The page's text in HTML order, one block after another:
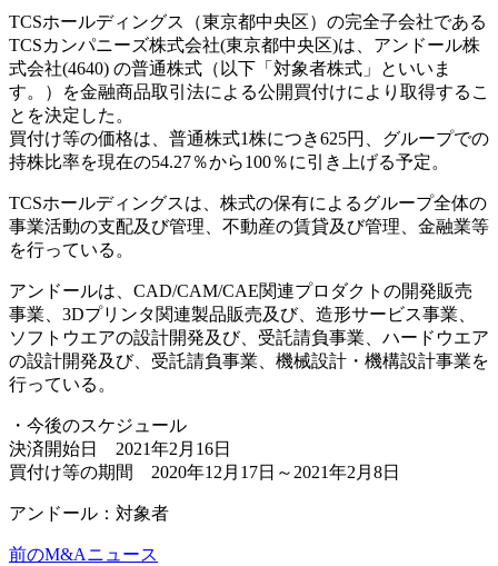
TCSホールディングス（東京都中央区）の完全子会社である
TCSカンパニーズ株式会社(東京都中央区)は、アンドール株
式会社(4640) の普通株式（以下「対象者株式」といいま
す。）を金融商品取引法による公開買付けにより取得するこ
とを決定した。
買付け等の価格は、普通株式1株につき625円、グループでの
持株比率を現在の54.27％から100％に引き上げる予定。
TCSホールディングスは、株式の保有によるグループ全体の
事業活動の支配及び管理、不動産の賃貸及び管理、金融業等
を行っている。
アンドールは、CAD/CAM/CAE関連プロダクトの開発販売
事業、3Dプリンタ関連製品販売及び、造形サービス事業、
ソフトウエアの設計開発及び、受託請負事業、ハードウエア
の設計開発及び、受託請負事業、機械設計・機構設計事業を
行っている。
・今後のスケジュール
決済開始日 2021年2月16日
買付け等の期間 2020年12月17日～2021年2月8日
アンドール：対象者
前のM&Aニュース